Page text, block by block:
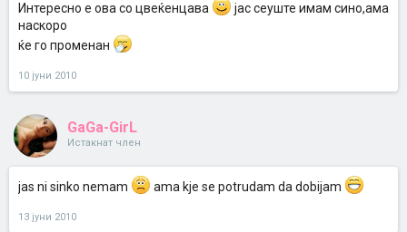
Интересно е ова со цвеќенцава
јас сеуште имам сино,ама
наскоро
ќе го променан
10 јуни 2010
GaGa-GirL
Истакнат член
jas ni sinko nemam ama kje se potrudam da dobijam
13 јуни 2010